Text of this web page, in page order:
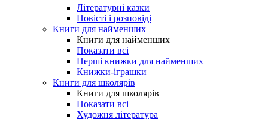
Літературні казки
Повісті і розповіді
Книги для найменших
Книги для найменших
Показати всі
Перші книжки для найменших
Книжки-іграшки
Книги для школярів
Книги для школярів
Показати всі
Художня література